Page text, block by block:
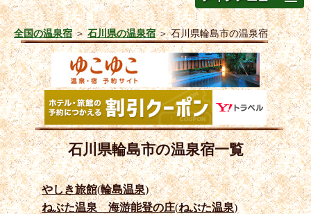
全国の温泉宿＞石川県の温泉宿＞石川県輪島市の温泉宿
石川県輪島市の温泉宿一覧
やしき旅館(輪島温泉)
ねぶた温泉 海游能登の庄(ねぶた温泉)